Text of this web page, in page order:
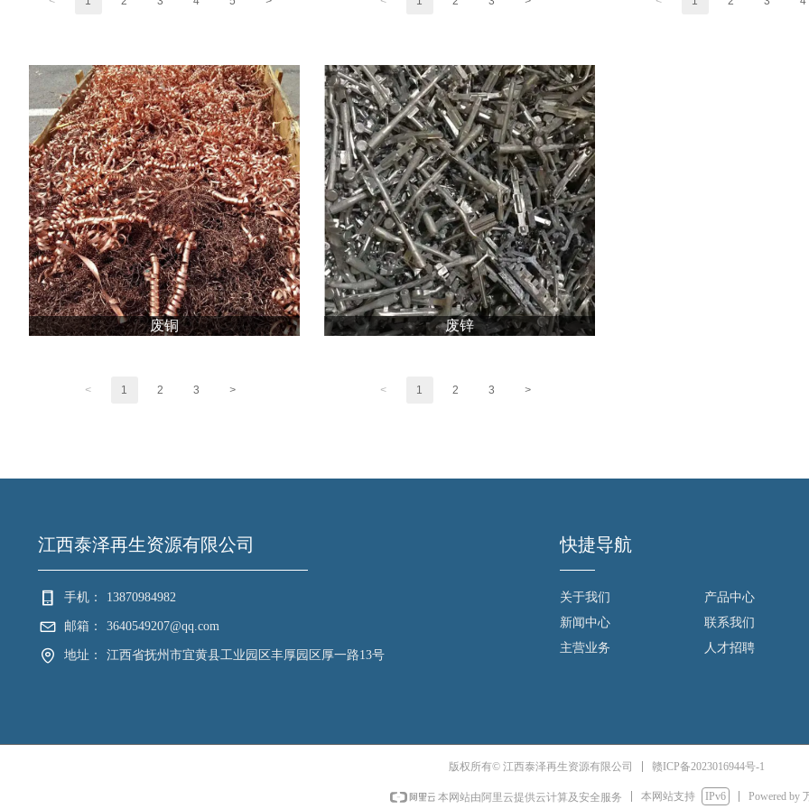
废铜
< 1 2 3 >
废锌
< 1 2 3 >
江西泰泽再生资源有限公司
手机： 13870984982
邮箱： 3640549207@qq.com
地址： 江西省抚州市宜黄县工业园区丰厚园区厚一路13号
快捷导航
关于我们
新闻中心
主营业务
产品中心
联系我们
人才招聘
版权所有© 江西泰泽再生资源有限公司 赣ICP备2023016944号-1
本网站由阿里云提供云计算及安全服务 本网站支持 IPv6 Powered by